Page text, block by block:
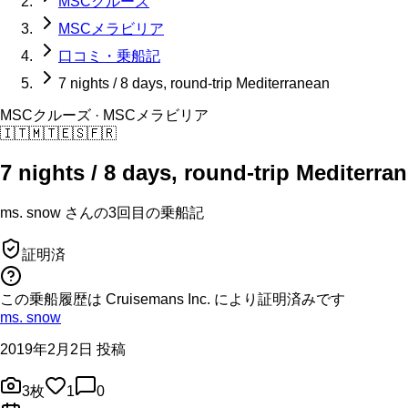
MSCメラビリア
口コミ・乗船記
7 nights / 8 days, round-trip Mediterranean
MSCクルーズ · MSCメラビリア
🇮🇹🇲🇹🇪🇸🇫🇷
7 nights / 8 days, round-trip
ms. snow さんの3回目の乗船記
証明済
この乗船履歴は Cruisemans Inc. により証明済みです
ms. snow
2019年2月2日 投稿
3枚 1 0